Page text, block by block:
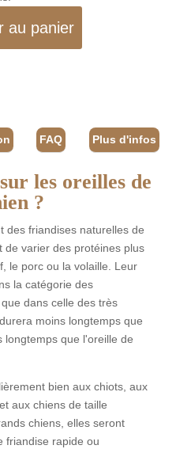
au panier
FAQ Plus d'infos
les oreilles de
?
des friandises naturelles de
de varier des protéines plus
le porc ou la volaille. Leur
la catégorie des
dans celle des très
moins longtemps que
longtemps que l'oreille de
bien aux chiots, aux
aux chiens de taille
chiens, elles seront
friandise rapide ou